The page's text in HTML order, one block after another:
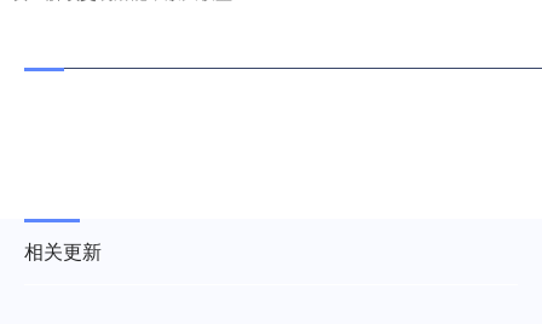
相关更新